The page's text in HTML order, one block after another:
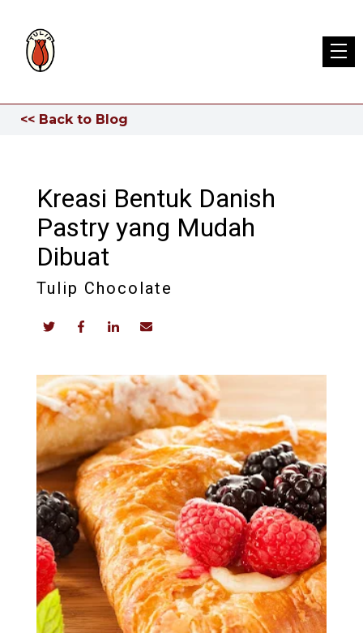
<< Back to Blog
Kreasi Bentuk Danish
Pastry yang Mudah
Dibuat
Tulip Chocolate